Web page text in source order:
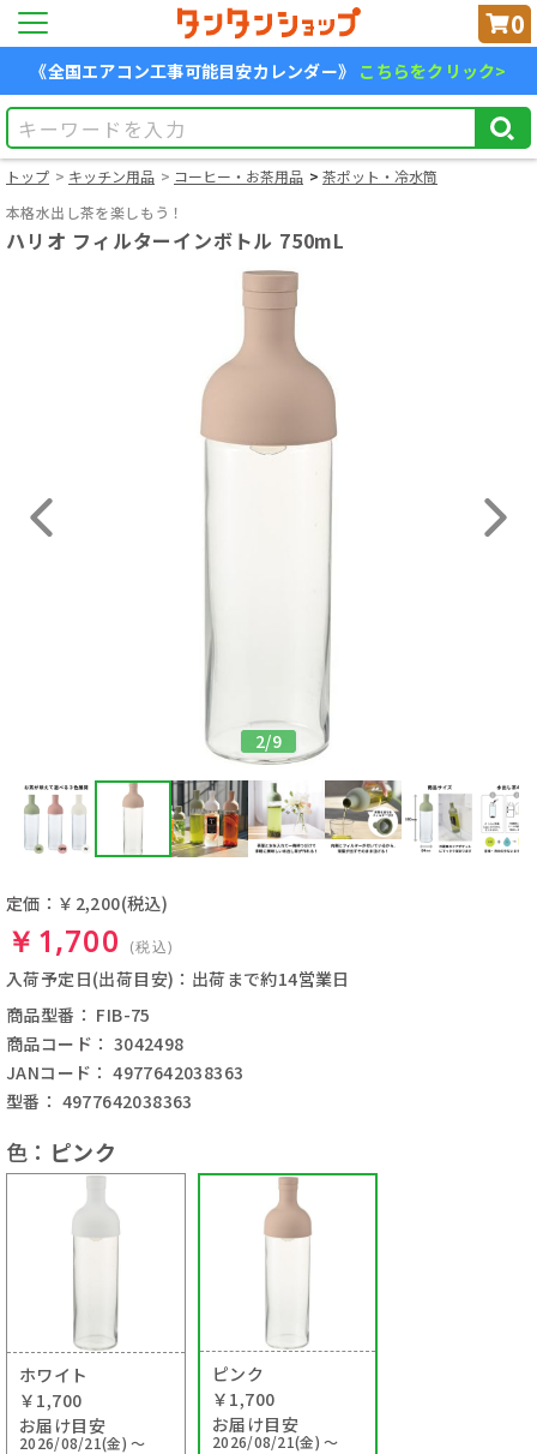
0
《全国エアコン工事可能目安カレンダー》 こちらをクリック>
トップ キッチン用品 コーヒー・お茶用品
茶ポット・冷水筒
本格水出し茶を楽しもう！
ハリオ フィルターインボトル 750mL
2/9
定価：￥2,200(税込)
￥1,700 (税込)
入荷予定日(出荷目安)：出荷まで約14営業日
商品型番： FIB-75
商品コード： 3042498
JANコード： 4977642038363
型番： 4977642038363
色： ピンク
ホワイト
￥1,700
お届け目安
2026/08/21(金) ～
ピンク
￥1,700
お届け目安
2026/08/21(金) ～